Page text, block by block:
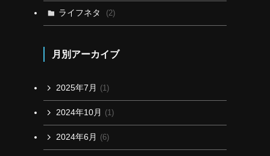
ライフネタ (2)
月別アーカイブ
2025年7月 (1)
2024年10月 (1)
2024年6月 (6)